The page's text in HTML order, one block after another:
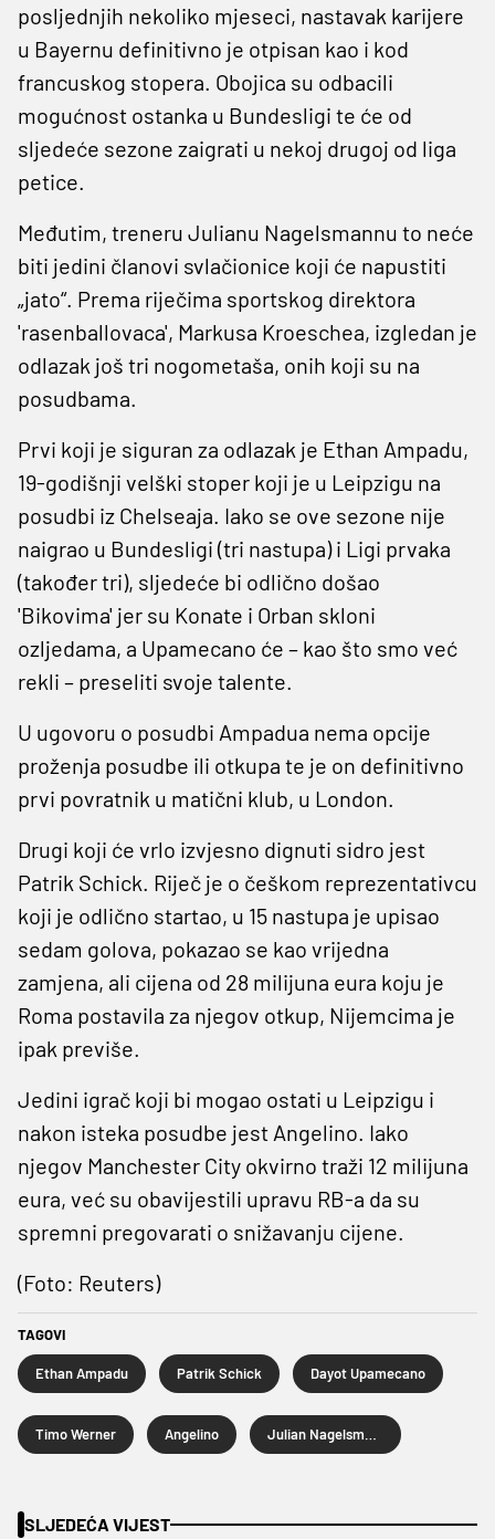
posljednjih nekoliko mjeseci, nastavak karijere
u Bayernu definitivno je otpisan kao i kod
francuskog stopera. Obojica su odbacili
mogućnost ostanka u Bundesligi te će od
sljedeće sezone zaigrati u nekoj drugoj od liga
petice.
Međutim, treneru Julianu Nagelsmannu to neće
biti jedini članovi svlačionice koji će napustiti
„jato“. Prema riječima sportskog direktora
'rasenballovaca', Markusa Kroeschea, izgledan je
odlazak još tri nogometaša, onih koji su na
posudbama.
Prvi koji je siguran za odlazak je Ethan Ampadu,
19-godišnji velški stoper koji je u Leipzigu na
posudbi iz Chelseaja. Iako se ove sezone nije
naigrao u Bundesligi (tri nastupa) i Ligi prvaka
(također tri), sljedeće bi odlično došao
'Bikovima' jer su Konate i Orban skloni
ozljedama, a Upamecano će – kao što smo već
rekli – preseliti svoje talente.
U ugovoru o posudbi Ampadua nema opcije
proženja posudbe ili otkupa te je on definitivno
prvi povratnik u matični klub, u London.
Drugi koji će vrlo izvjesno dignuti sidro jest
Patrik Schick. Riječ je o češkom reprezentativcu
koji je odlično startao, u 15 nastupa je upisao
sedam golova, pokazao se kao vrijedna
zamjena, ali cijena od 28 milijuna eura koju je
Roma postavila za njegov otkup, Nijemcima je
ipak previše.
Jedini igrač koji bi mogao ostati u Leipzigu i
nakon isteka posudbe jest Angelino. Iako
njegov Manchester City okvirno traži 12 milijuna
eura, već su obavijestili upravu RB-a da su
spremni pregovarati o snižavanju cijene.
(Foto: Reuters)
TAGOVI
Ethan Ampadu Patrik Schick Dayot Upamecano
Timo Werner Angelino
SLJEDEĆA VIJEST